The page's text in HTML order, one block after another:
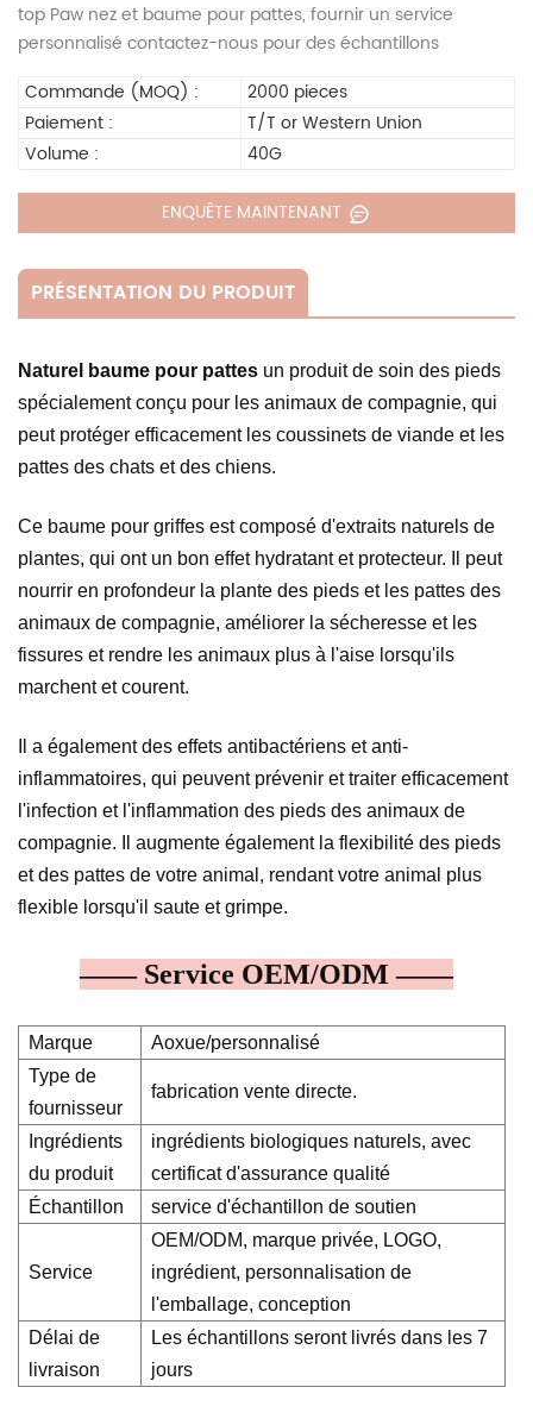
top Paw nez et baume pour pattes, fournir un service
personnalisé contactez-nous pour des échantillons
Commande (MOQ) :
2000 pieces
Paiement :
T/T or Western Union
Volume :
40G
ENQUÊTE MAINTENANT
PRÉSENTATION DU PRODUIT
Naturel baume pour pattes un produit de soin des pieds
spécialement conçu pour les animaux de compagnie, qui
peut protéger efficacement les coussinets de viande et les
pattes des chats et des chiens.
Ce baume pour griffes est composé d'extraits naturels de
plantes, qui ont un bon effet hydratant et protecteur. Il peut
nourrir en profondeur la plante des pieds et les pattes des
animaux de compagnie, améliorer la sécheresse et les
fissures et rendre les animaux plus à l'aise lorsqu'ils
marchent et courent.
Il a également des effets antibactériens et anti-
inflammatoires, qui peuvent prévenir et traiter efficacement
l'infection et l'inflammation des pieds des animaux de
compagnie. Il augmente également la flexibilité des pieds
et des pattes de votre animal, rendant votre animal plus
flexible lorsqu'il saute et grimpe.
—— Service OEM/ODM ——
Marque
Aoxue/personnalisé
Type de
fournisseur
fabrication vente directe.
Ingrédients
du produit
ingrédients biologiques naturels, avec
certificat d'assurance qualité
Échantillon
service d'échantillon de soutien
Service
OEM/ODM, marque privée, LOGO,
ingrédient, personnalisation de
l'emballage, conception
Délai de
livraison
Les échantillons seront livrés dans les 7
jours